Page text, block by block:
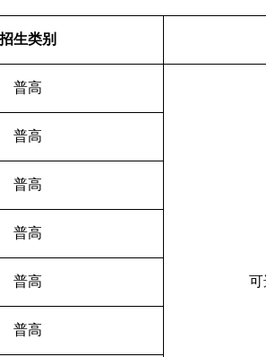
招生类别
普高
可
普高
普高
普高
普高
普高